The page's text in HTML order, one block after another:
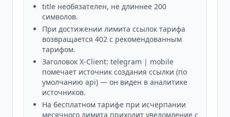
title необязателен, не длиннее 200
символов.
При достижении лимита ссылок тарифа
возвращается 402 с рекомендованным
тарифом.
Заголовок X-Client: telegram | mobile
помечает источник создания ссылки (по
умолчанию api) — он виден в аналитике
источников.
На бесплатном тарифе при исчерпании
месячного лимита приходит уведомление с